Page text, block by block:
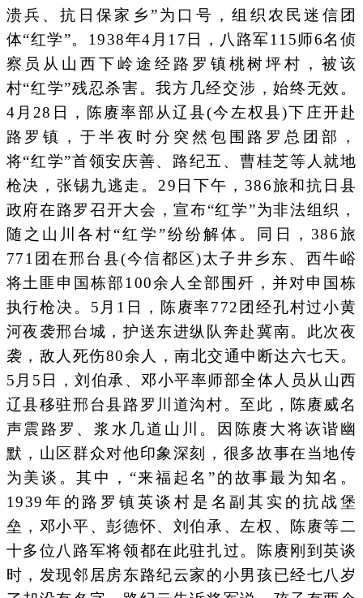
溃兵、抗日保家乡”为口号，组织农民迷信团
体“红学”。1938年4月17日，八路军115师6名侦
察员从山西下岭途经路罗镇桃树坪村，被该
村“红学”残忍杀害。我方几经交涉，始终无效。
4月28日，陈赓率部从辽县(今左权县)下庄开赴
路罗镇，于半夜时分突然包围路罗总团部，
将“红学”首领安庆善、路纪五、曹桂芝等人就地
枪决，张锡九逃走。29日下午，386旅和抗日县
政府在路罗召开大会，宣布“红学”为非法组织，
随之山川各村“红学”纷纷解体。同日，386旅
771团在邢台县(今信都区)太子井乡东、西牛峪
将土匪申国栋部100余人全部围歼，并对申国栋
执行枪决。5月1日，陈赓率772团经孔村过小黄
河夜袭邢台城，护送东进纵队奔赴冀南。此次夜
袭，敌人死伤80余人，南北交通中断达六七天。
5月5日，刘伯承、邓小平率师部全体人员从山西
辽县移驻邢台县路罗川道沟村。至此，陈赓威名
声震路罗、浆水几道山川。因陈赓大将诙谐幽
默，山区群众对他印象深刻，很多故事在当地传
为美谈。其中，“来福起名”的故事最为知名。
1939年的路罗镇英谈村是名副其实的抗战堡
垒，邓小平、彭德怀、刘伯承、左权、陈赓等二
十多位八路军将领都在此驻扎过。陈赓刚到英谈
时，发现邻居房东路纪云家的小男孩已经七八岁